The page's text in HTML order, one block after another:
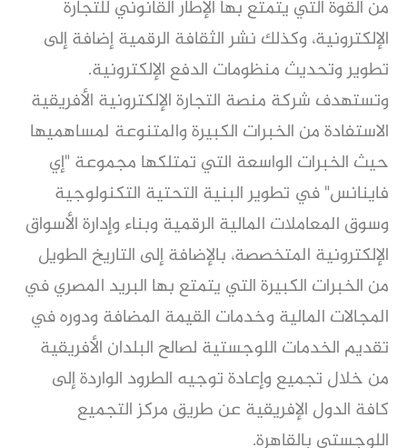
من القوة التي يتمتع بها الإطار القانوني للتجارة
الإلكترونية، وكذلك نشر الثقافة الرقمية إضافة إلى
تطوير وتحديث منظومات الدفع الإلكترونية.
وتستهدف شركة منصة التجارة الإلكترونية الأفريقية
الاستفادة من الخبرات الكبيرة والمتنوعة لمساهميها
حيث الخبرات الواسعة التي تمتلكها مجموعة "إي
فاينانس" في تطوير البنية التحتية التكنولوجية
وسوق المعاملات المالية الرقمية وبناء وإدارة الأسواق
الإلكترونية المتخصصة، بالإضافة إلى التاريخ الطويل
من الخبرات الكبيرة التي يتمتع بها البريد المصري في
المجالات المالية وخدمات القيمة المضافة ودوره في
تقديم الخدمات اللوجستية لصالح البلدان الأفريقية
من خلال تجميع وإعادة توجيه الطرود الواردة إلى
كافة الدول الإفريقية عن طريق مركز التجميع
اللوجستي بالقاهرة.